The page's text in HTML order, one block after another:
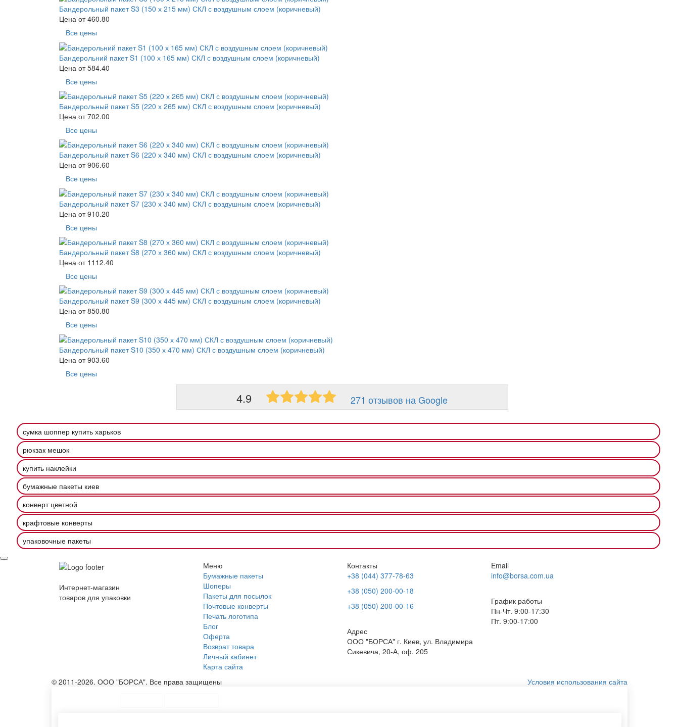
Бандерольный пакет S3 (150 х 215 мм) СКЛ с воздушным слоем (коричневый)
Цена от460.80
Все цены
Бандерольний пакет S1 (100 х 165 мм) СКЛ с воздушным слоем (коричневый)
Цена от584.40
Все цены
Бандерольный пакет S5 (220 х 265 мм) СКЛ с воздушным слоем (коричневый)
Цена от702.00
Все цены
Бандерольный пакет S6 (220 х 340 мм) СКЛ с воздушным слоем (коричневый)
Цена от906.60
Все цены
Бандерольный пакет S7 (230 х 340 мм) СКЛ с воздушным слоем (коричневый)
Цена от910.20
Все цены
Бандерольный пакет S8 (270 х 360 мм) СКЛ с воздушным слоем (коричневый)
Цена от 1112.40
Все цены
Бандерольный пакет S9 (300 х 445 мм) СКЛ с воздушным слоем (коричневый)
Цена от850.80
Все цены
Бандерольный пакет S10 (350 х 470 мм) СКЛ с воздушным слоем (коричневый)
Цена от903.60
Все цены
4.9 271 отзывов на Google
сумка шоппер купить харьков
рюкзак мешок
купить наклейки
бумажные пакеты киев
конверт цветной
крафтовые конверты
упаковочные пакеты
Интернет-магазин
товаров для упаковки
Меню
Бумажные пакеты
Шоперы
Пакеты для посылок
Почтовые конверты
Печать логотипа
Блог
Оферта
Возврат товара
Личный кабинет
Карта сайта
Контакты
+38 (044) 377-78-63
+38 (050) 200-00-18
+38 (050) 200-00-16
Адрес
ООО "БОРСА" г. Киев, ул. Владимира
Сикевича, 20-А, оф. 205
Email
info@borsa.com.ua
График работы
Пн-Чт. 9:00-17:30
Пт. 9:00-17:00
© 2011-2026. ООО "БОРСА". Все права защищены Условия использования сайта